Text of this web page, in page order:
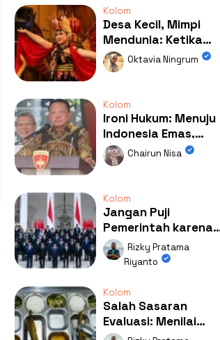
Kolom
Desa Kecil, Mimpi
Mendunia: Ketika
Kolaborasi
Mengubah Wajah
Oktavia Ningrum
Kolom
Ironi Hukum: Menuju
Indonesia Emas,
Ternyata Emasnya
Ada di Rumah Febrie!
Chairun Nisa
Kolom
Jangan Puji
Pemerintah karena
Kerja: Mengapa
Publik Begitu Mudah
Rizky Pratama
Riyanto
Kolom
Salah Sasaran
Evaluasi: Menilai
Program MBG Lewat